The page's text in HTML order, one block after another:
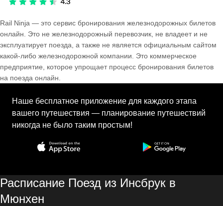
Rail Ninja — это сервис бронирования железнодорожных билетов
онлайн. Это не железнодорожный перевозчик, не владеет и не
эксплуатирует поезда, а также не является официальным сайтом
какой-либо железнодорожной компании. Это коммерческое
предприятие, которое упрощает процесс бронирования билетов
на поезда онлайн.
Наше бесплатное приложение для каждого этапа
вашего путешествия — планирование путешествий
никогда не было таким простым!
Расписание Поезд из Инсбрук в
Мюнхен